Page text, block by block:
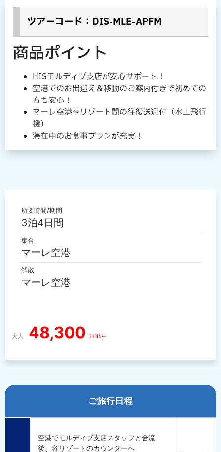
ツアーコード：DIS-MLE-APFM
商品ポイント
HISモルディブ支店が安心サポート！
空港でのお出迎え＆移動のご案内付きで初めての
方も安心！
マーレ空港⇔リゾート間の往復送迎付（水上飛行
機）
滞在中のお食事プランが充実！
所要時間/期間
3泊4日間
集合
マーレ空港
解散
マーレ空港
大人 48,300 THB～
ご旅行日程
空港でモルディブ支店スタッフと合流
後、各リゾートのカウンターへ